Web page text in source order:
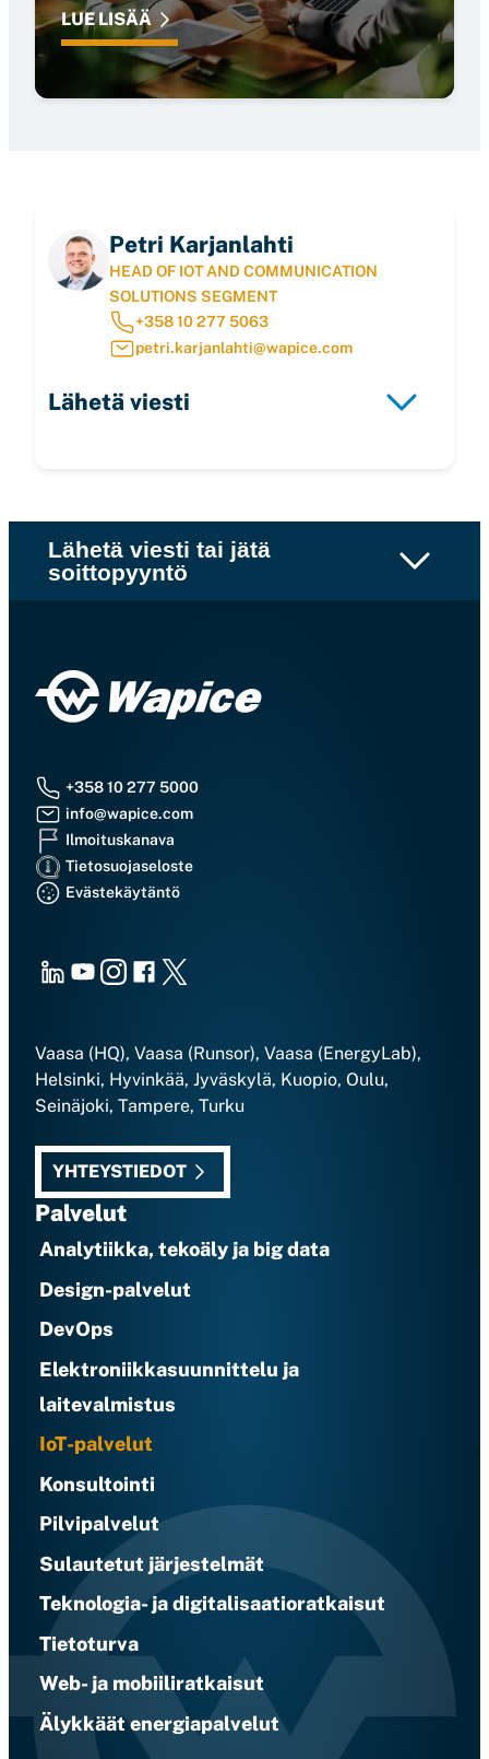
LUE LISÄÄ
Petri Karjanlahti
HEAD OF IOT AND COMMUNICATION
SOLUTIONS SEGMENT
+358 10 277 5063
petri.karjanlahti@wapice.com
Lähetä viesti
Lähetä viesti tai jätä
soittopyyntö
+358 10 277 5000
info@wapice.com
Ilmoituskanava
Tietosuojaseloste
Evästekäytäntö
LinkedInYoutubeInstagram
Facebook
X
Vaasa (HQ), Vaasa (Runsor), Vaasa (EnergyLab),
Helsinki, Hyvinkää, Jyväskylä, Kuopio, Oulu,
Seinäjoki, Tampere, Turku
YHTEYSTIEDOT
Palvelut
Analytiikka, tekoäly ja big data
Design-palvelut
DevOps
Elektroniikkasuunnittelu ja
laitevalmistus
IoT-palvelut
Konsultointi
Pilvipalvelut
Sulautetut järjestelmät
Teknologia- ja digitalisaatioratkaisut
Tietoturva
Web- ja mobiiliratkaisut
Älykkäät energiapalvelut